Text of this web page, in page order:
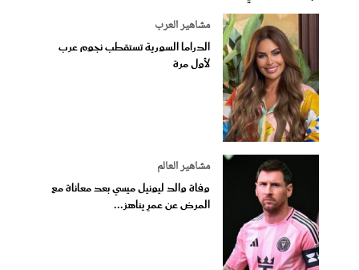
مشاهير العرب
الدراما السورية تستقطب نجوم عرب
لأول مرة
مشاهير العالم
وفاة والد ليونيل ميسي بعد معاناة مع
المرض عن عمرٍ يناهز...